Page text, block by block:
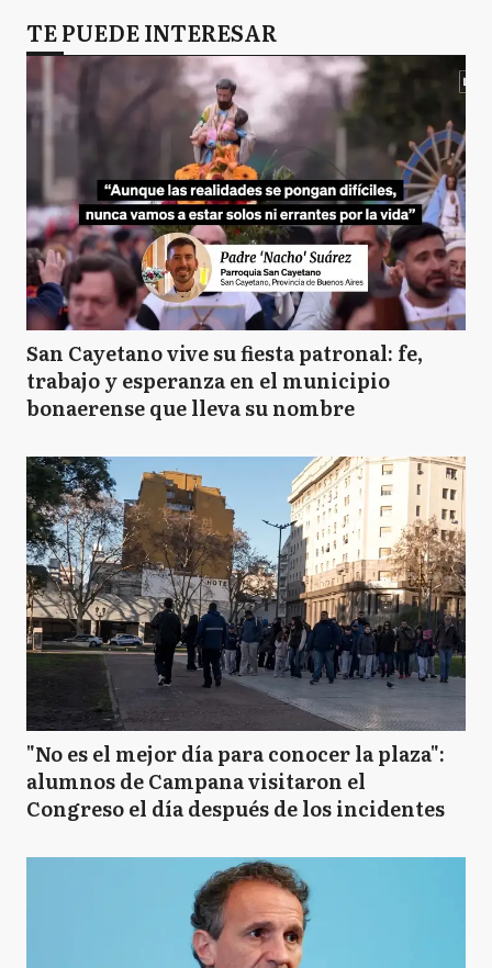
TE PUEDE INTERESAR
San Cayetano vive su fiesta patronal: fe,
trabajo y esperanza en el municipio
bonaerense que lleva su nombre
"No es el mejor día para conocer la plaza":
alumnos de Campana visitaron el
Congreso el día después de los incidentes